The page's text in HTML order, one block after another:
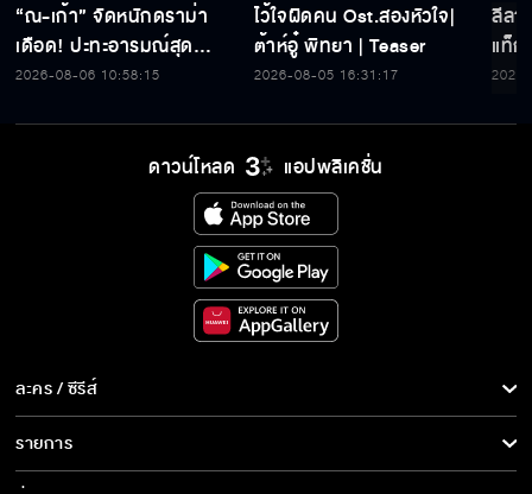
“ณ-เก้า” จัดหนักดราม่า
เดือด! ปะทะอารมณ์สุด
กดดัน ฟางเส้นสุดท้าย ใน
2026-08-06 10:58:15
ไว้ใจผิดคน Ost.สองหัวใจ|
ต้าห์อู๋ พิทยา | Teaser
2026-08-05 16:31:17
ลีลา
แท็
ขโม
ดาวน์โหลด แอปพลิเคชั่น
ละคร / ซีรีส์
ซีรีส์นานาชาติ
รายการ